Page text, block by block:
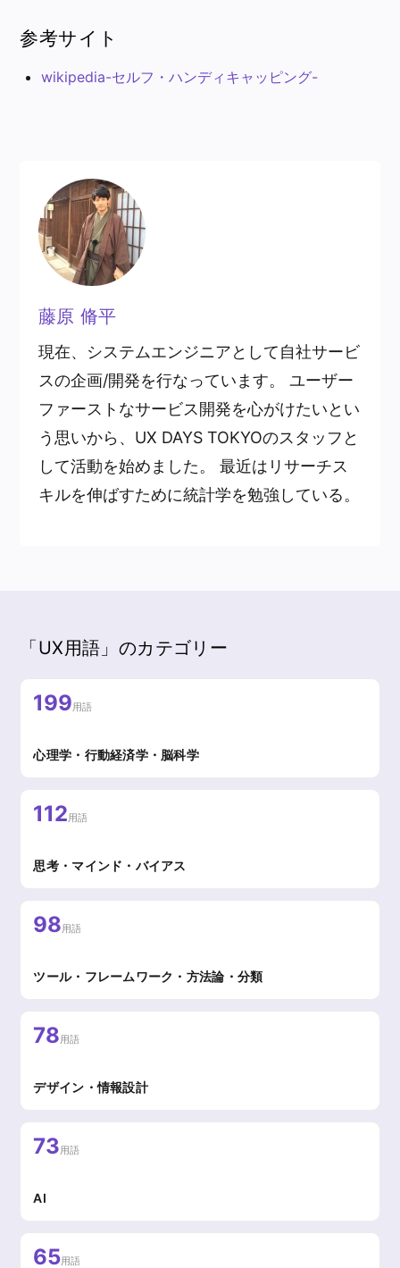
参考サイト
wikipedia-セルフ・ハンディキャッピング-
藤原 脩平
現在、システムエンジニアとして自社サービ
スの企画/開発を行なっています。 ユーザー
ファーストなサービス開発を心がけたいとい
う思いから、UX DAYS TOKYOのスタッフと
して活動を始めました。 最近はリサーチス
キルを伸ばすために統計学を勉強している。
「UX用語」のカテゴリー
199用語
心理学・行動経済学・脳科学
112用語
思考・マインド・バイアス
98用語
ツール・フレームワーク・方法論・分類
78用語
デザイン・情報設計
73用語
AI
65用語